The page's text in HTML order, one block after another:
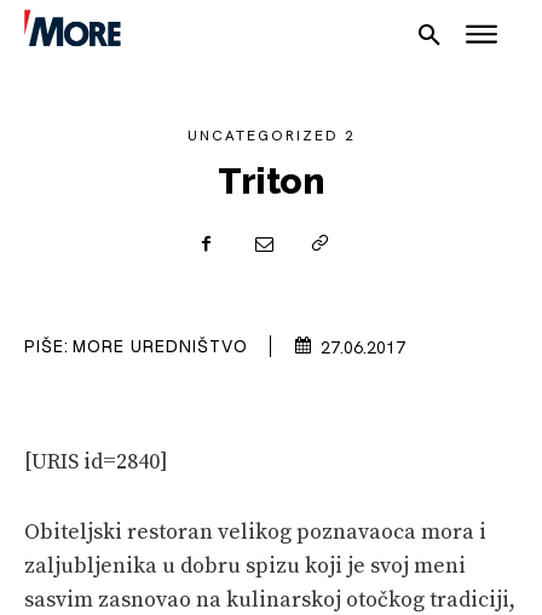
PRETPLATA
SHOP
UNCATEGORIZED 2
Triton
PIŠE: MORE UREDNIŠTVO 27.06.2017
[URIS id=2840]
Obiteljski restoran velikog poznavaoca mora i
zaljubljenika u dobru spizu koji je svoj meni
sasvim zasnovao na kulinarskoj otočkog tradiciji,